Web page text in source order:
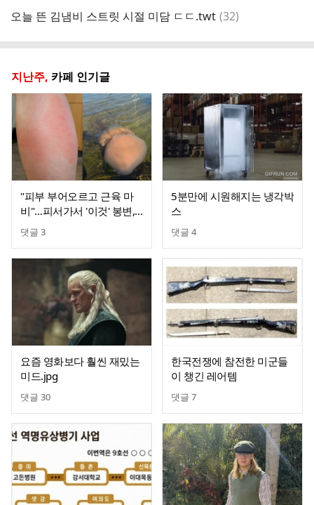
오늘 뜬 김냄비 스트릿 시절 미담 ㄷㄷ.twt 댓
(32)
지난주, 카페 인기글
"피부 부어오르고 근육 마
비"…피서가서 '이것' 봉변,
피하려면?
댓글 3
5분만에 시원해지는 냉각박
스
댓글 4
요즘 영화보다 훨씬 재밌는
미드.jpg
댓글 30
한국전쟁에 참전한 미군들
이 챙긴 레어템
댓글 7